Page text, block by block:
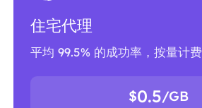
住宅代理
平均 99.5% 的成功率，按量计费
$0.5/GB